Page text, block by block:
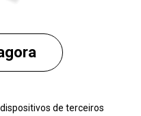
de terceiros